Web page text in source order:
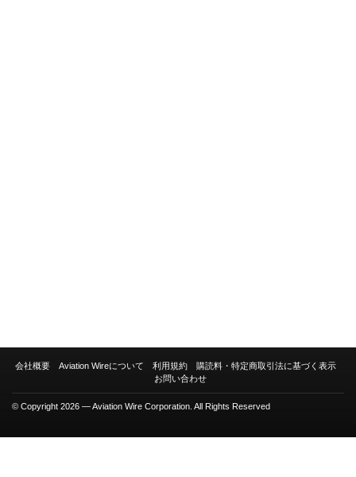
会社概要 Aviation Wireについて 利用規約
購読料・特定商取引法に基づく表示
お問い合わせ
© Copyright 2026 — Aviation Wire Corporation. All Rights Reserved